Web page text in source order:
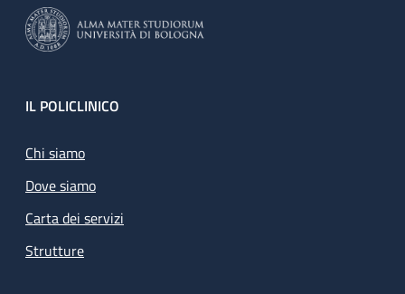
Footer
IL POLICLINICO
Chi siamo
Dove siamo
Carta dei servizi
Strutture